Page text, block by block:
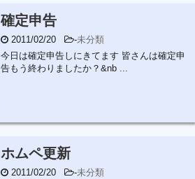
確定申告
2011/02/20 -未分類
今日は確定申告しにきてます 皆さんは確定申
告もう終わりましたか？&nb ...
ホムペ更新
2011/02/20 -未分類